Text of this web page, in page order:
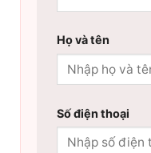
Họ và tên
Số điện thoại